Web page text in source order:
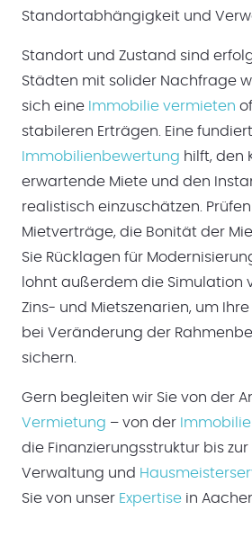
Standortabhängigkeit und
Standort und Zustand sind
Städten mit solider Nachfrage
sich eine Immobilie vermieten
stabileren Erträgen. Eine
Immobilienbewertung hilft, den
erwartende Miete und den
realistisch einzuschätzen.
Mietverträge, die Bonität der
Sie Rücklagen für
lohnt außerdem die Simulation
Zins- und Mietszenarien, um
bei Veränderung der
sichern.
Gern begleiten wir Sie von der
Vermietung – von der
die Finanzierungsstruktur bis
Verwaltung und
Sie von unser Expertise in